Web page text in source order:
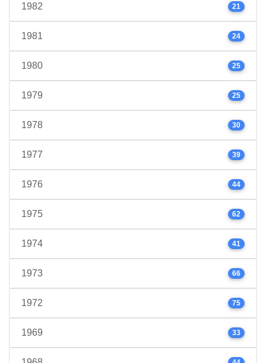
1982 21
1981 24
1980 25
1979 25
1978 30
1977 39
1976 44
1975 62
1974 41
1973 66
1972 75
1969 33